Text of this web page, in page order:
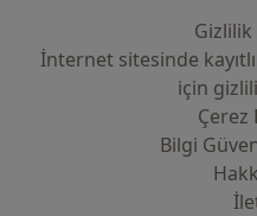
Gizlilik
İnternet sitesinde
i̇çin
Çerez
Bilgi